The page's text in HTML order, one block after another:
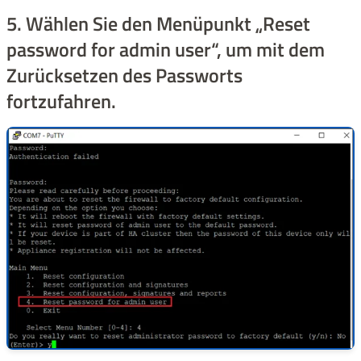
5. Wählen Sie den Menüpunkt „Reset
password for admin user“, um mit dem
Zurücksetzen des Passworts
fortzufahren.